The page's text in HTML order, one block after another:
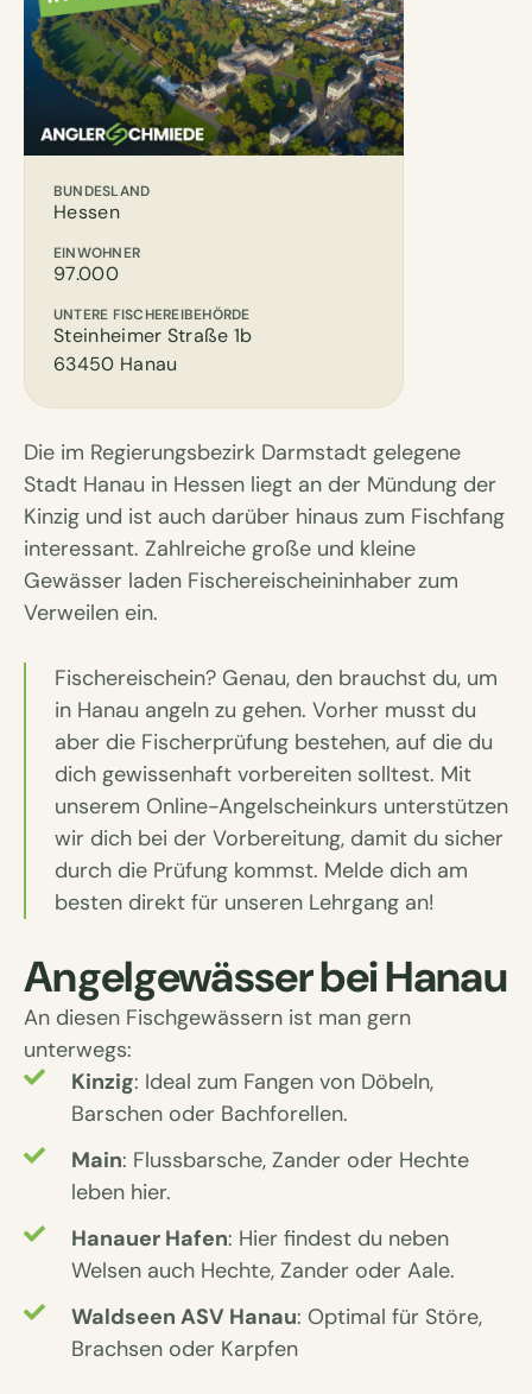
BUNDESLAND
Hessen
EINWOHNER
97.000
UNTERE FISCHEREIBEHÖRDE
Steinheimer Straße 1b
63450 Hanau
Die im Regierungsbezirk Darmstadt gelegene
Stadt Hanau in Hessen liegt an der Mündung der
Kinzig und ist auch darüber hinaus zum Fischfang
interessant. Zahlreiche große und kleine
Gewässer laden Fischereischeininhaber zum
Verweilen ein.
Fischereischein? Genau, den brauchst du, um
in Hanau angeln zu gehen. Vorher musst du
aber die Fischerprüfung bestehen, auf die du
dich gewissenhaft vorbereiten solltest. Mit
unserem Online-Angelscheinkurs unterstützen
wir dich bei der Vorbereitung, damit du sicher
durch die Prüfung kommst. Melde dich am
besten direkt für unseren Lehrgang an!
Angelgewässer bei Hanau
An diesen Fischgewässern ist man gern
unterwegs:
Kinzig: Ideal zum Fangen von Döbeln,
Barschen oder Bachforellen.
Main: Flussbarsche, Zander oder Hechte
leben hier.
Hanauer Hafen: Hier findest du neben
Welsen auch Hechte, Zander oder Aale.
Waldseen ASV Hanau: Optimal für Störe,
Brachsen oder Karpfen